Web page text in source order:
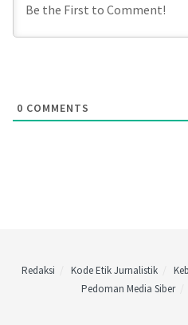
0 COMMENTS
Redaksi Kode Etik Jurnalistik
Pedoman Media Siber